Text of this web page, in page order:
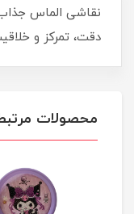
دقت، تمرکز و
محصولات